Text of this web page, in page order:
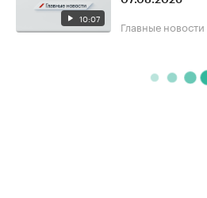
10:07 Главные новости